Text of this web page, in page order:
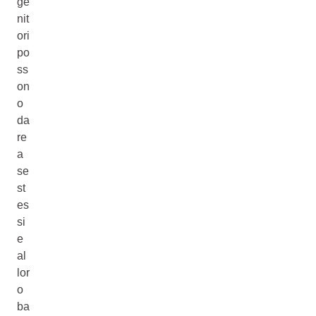
nit
ori
po
ss
on
o
da
re
a
se
st
es
si
e
al
lor
o
ba